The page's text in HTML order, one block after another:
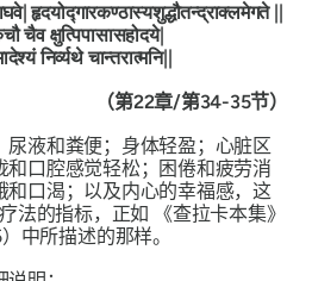
|हृदयोद्गारकण्ठास्यशुद्धौतन्द्राक्लमेगते
चैव क्षुत्पिपासासहोदये|
निर्व्यथेचान्तरात्मनि||
（第22章/第34-35节）
尿液和粪便；身体轻盈；心脏区
口腔感觉轻松；困倦和疲劳消
和口渴；以及内心的幸福感，这
疗法的指标，正如
《查拉卡本集》
中所描述的那样。